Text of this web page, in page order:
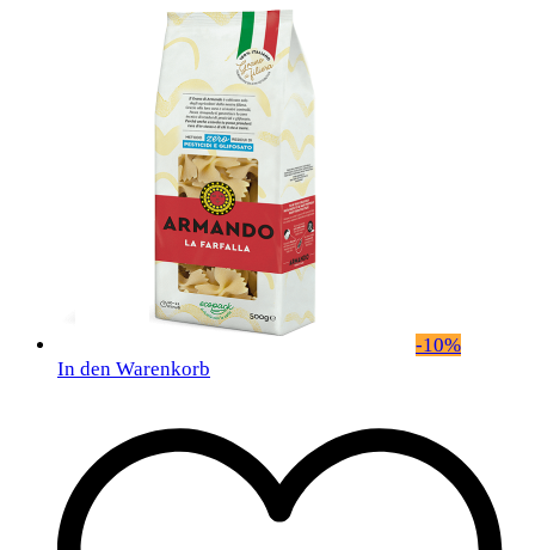
-10%
In den Warenkorb